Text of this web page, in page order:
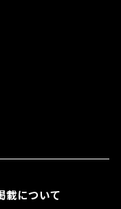
載について